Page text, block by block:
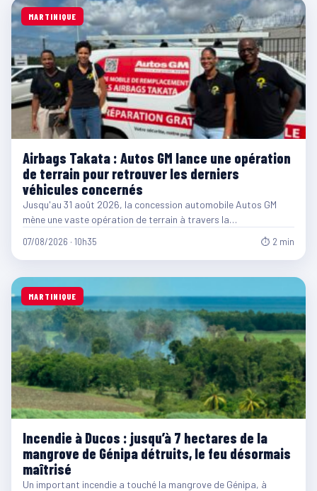
MARTINIQUE
Airbags Takata : Autos GM lance une opération
de terrain pour retrouver les derniers
véhicules concernés
Jusqu'au 31 août 2026, la concession automobile Autos GM
mène une vaste opération de terrain à travers la…
07/08/2026 · 10h35 ⏱ 2 min
MARTINIQUE
Incendie à Ducos : jusqu’à 7 hectares de la
mangrove de Génipa détruits, le feu désormais
maîtrisé
Un important incendie a touché la mangrove de Génipa, à